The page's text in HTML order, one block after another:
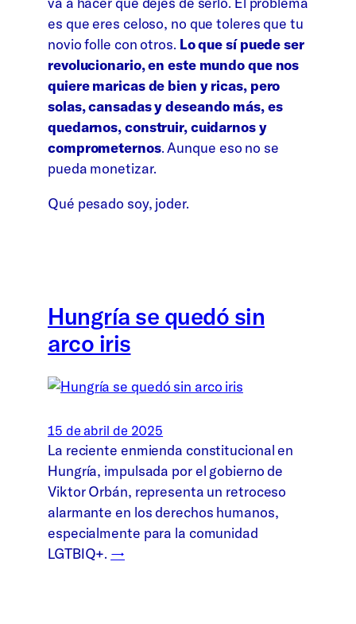
es que eres celoso, no que toleres que tu
novio folle con otros. Lo que sí puede ser
revolucionario, en este mundo que nos
quiere maricas de bien y ricas, pero
solas, cansadas y deseando más, es
quedarnos, construir, cuidarnos y
comprometernos. Aunque eso no se
pueda monetizar.
Qué pesado soy, joder.
Hungría se quedó sin
arco iris
15 de abril de 2025
La reciente enmienda constitucional en
Hungría, impulsada por el gobierno de
Viktor Orbán, representa un retroceso
alarmante en los derechos humanos,
especialmente para la comunidad
LGTBIQ+. →